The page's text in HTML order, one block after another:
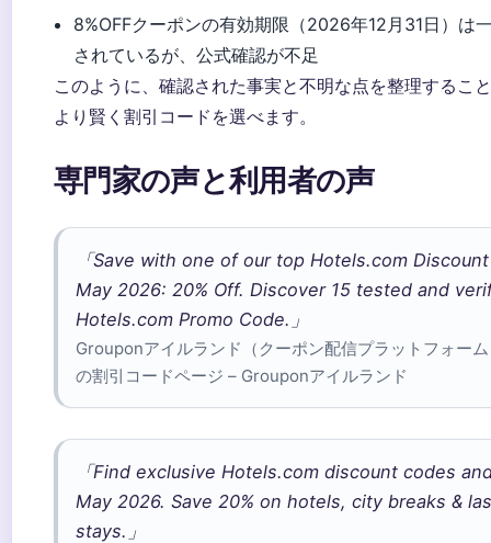
8%OFFクーポンの有効期限（2026年12月31日）は
されているが、公式確認が不足
このように、確認された事実と不明な点を整理するこ
より賢く割引コードを選べます。
専門家の声と利用者の声
「Save with one of our top Hotels.com
May 2026: 20% Off. Discover 15 tested and
Hotels.com Promo Code.」
Grouponアイルランド（クーポン配信プラットフォー
の割引コードページ – Grouponアイルランド
「Find exclusive Hotels.com discount codes
May 2026. Save 20% on hotels, city breaks &
stays.」